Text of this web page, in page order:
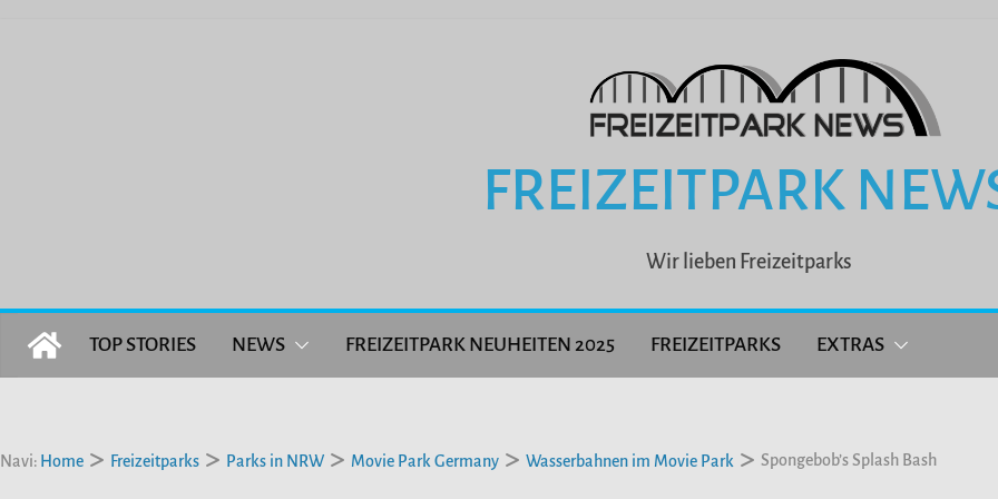
FREIZEITPARK
Wir lieben Freizeitparks
TOP STORIES NEWS FREIZEITPARK NEUHEITEN 2025 FREIZEITPARKS EXTRAS
Navi: Home Freizeitparks Parks in NRW Movie Park Germany Wasserbahnen im Movie Park Spongebob’s Splash Bash